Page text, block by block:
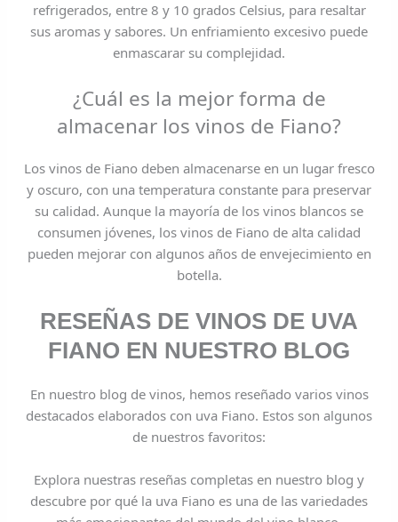
refrigerados, entre 8 y 10 grados Celsius, para resaltar
sus aromas y sabores. Un enfriamiento excesivo puede
enmascarar su complejidad.
¿Cuál es la mejor forma de
almacenar los vinos de Fiano?
Los vinos de Fiano deben almacenarse en un lugar fresco
y oscuro, con una temperatura constante para preservar
su calidad. Aunque la mayoría de los vinos blancos se
consumen jóvenes, los vinos de Fiano de alta calidad
pueden mejorar con algunos años de envejecimiento en
botella.
RESEÑAS DE VINOS DE UVA
FIANO EN NUESTRO BLOG
En nuestro blog de vinos, hemos reseñado varios vinos
destacados elaborados con uva Fiano. Estos son algunos
de nuestros favoritos:
Explora nuestras reseñas completas en nuestro blog y
descubre por qué la uva Fiano es una de las variedades